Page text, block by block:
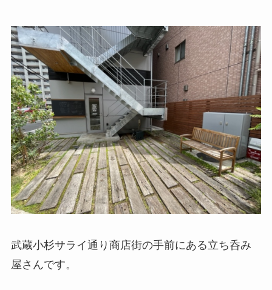
武蔵小杉サライ通り商店街の手前にある立ち呑み
屋さんです。